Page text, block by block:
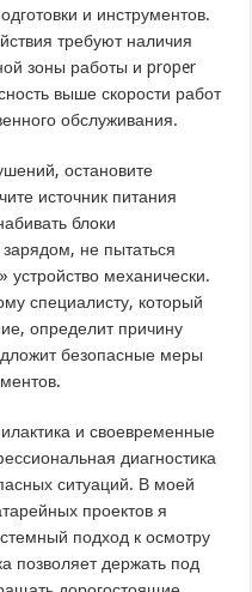
и инструментов.
требуют наличия
зоны работы и proper
выше скорости работ
обслуживания.
остановите
источник питания
блоки
не пытаться
устройство механически.
специалисту, который
определит причину
безопасные меры
и своевременные
диагностика
ситуаций. В моей
проектов я
подход к осмотру
позволяет держать под